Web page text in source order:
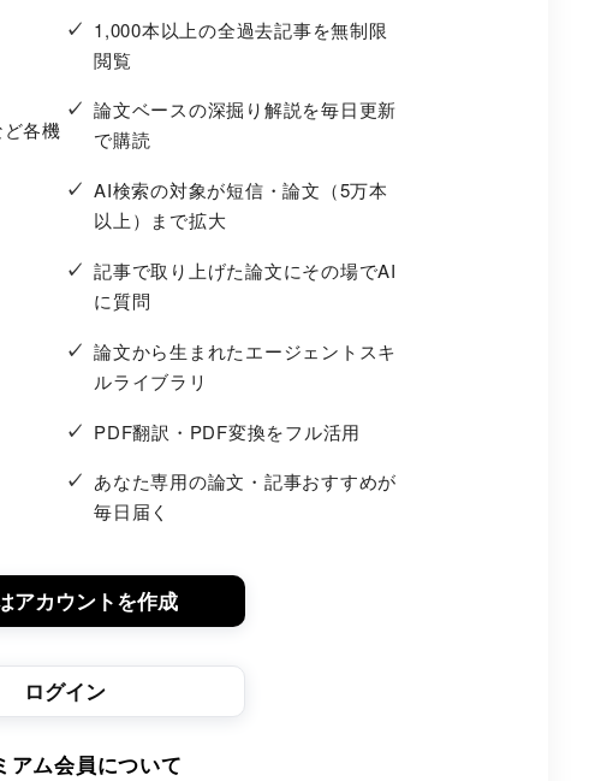
各機
1,000本以上の全過去記事を無制限
閲覧
論文ベースの深掘り解説を毎日更新
で購読
AI検索の対象が短信・論文（5万本
以上）まで拡大
記事で取り上げた論文にその場でAI
に質問
論文から生まれたエージェントスキ
ルライブラリ
PDF翻訳・PDF変換をフル活用
あなた専用の論文・記事おすすめが
毎日届く
アカウントを作成
ログイン
アム会員について